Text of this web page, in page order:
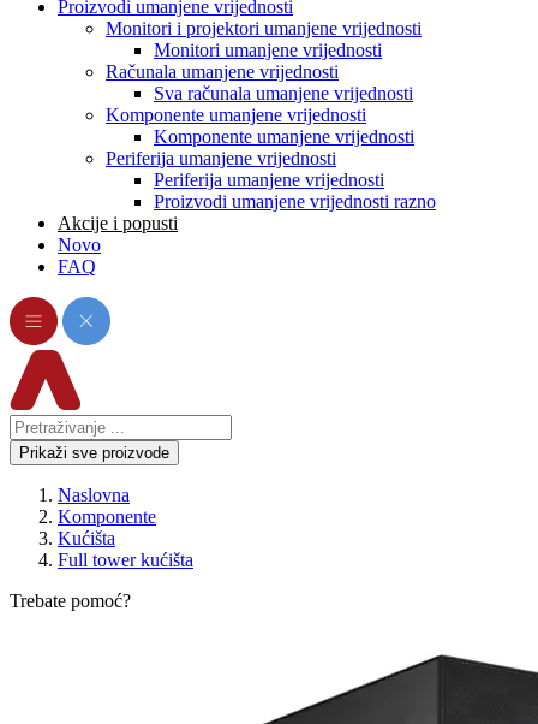
Proizvodi umanjene vrijednosti
Monitori i projektori umanjene vrijednosti
Monitori umanjene vrijednosti
Računala umanjene vrijednosti
Sva računala umanjene vrijednosti
Komponente umanjene vrijednosti
Komponente umanjene vrijednosti
Periferija umanjene vrijednosti
Periferija umanjene vrijednosti
Proizvodi umanjene vrijednosti razno
Akcije i popusti
Novo
FAQ
Prikaži sve proizvode
Naslovna
Komponente
Kućišta
Full tower kućišta
Trebate pomoć?